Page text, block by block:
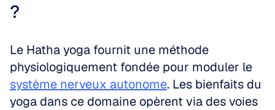
?
Le Hatha yoga fournit une méthode
système nerveux autonome. Les bienfaits du
yoga dans ce domaine opèrent via des voies